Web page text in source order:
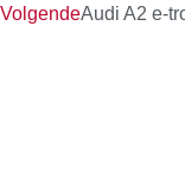
VolgendeAudi A2 e-